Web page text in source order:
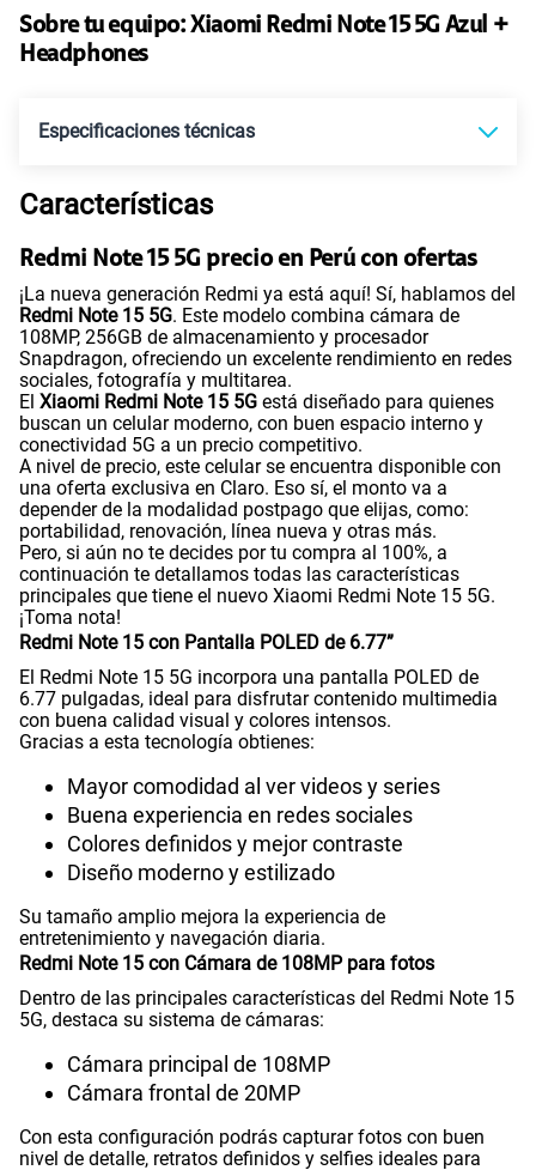
Paga solo S/49.90
Sobre tu equipo:Xiaomi Redmi Note 15 5G Azul +
Headphones
Especificaciones técnicas
Tecnología de Pantalla
Sistema operativo Android 15
Procesador Qualcomm 6 Gen 3
Tamaño de Pantalla
WiFI
Peso 178gr
Cámara de fotos Principal
Cámara de fotos Frontal
Capacidad Memoria Externa NO
Características
Redmi Note 15 5G precio en Perú con ofertas
¡La nueva generación Redmi ya está aquí! Sí, hablamos del
Redmi Note 15 5G. Este modelo combina cámara de
108MP, 256GB de almacenamiento y procesador
Snapdragon, ofreciendo un excelente rendimiento en redes
sociales, fotografía y multitarea.
El Xiaomi Redmi Note 15 5G está diseñado para quienes
buscan un celular moderno, con buen espacio interno y
conectividad 5G a un precio competitivo.
A nivel de precio, este celular se encuentra disponible con
una oferta exclusiva en Claro. Eso sí, el monto va a
depender de la modalidad postpago que elijas, como:
portabilidad, renovación, línea nueva y otras más.
Pero, si aún no te decides por tu compra al 100%, a
continuación te detallamos todas las características
principales que tiene el nuevo Xiaomi Redmi Note 15 5G.
¡Toma nota!
Redmi Note 15 con Pantalla POLED de 6.77”
El Redmi Note 15 5G incorpora una pantalla POLED de
6.77 pulgadas, ideal para disfrutar contenido multimedia
con buena calidad visual y colores intensos.
Gracias a esta tecnología obtienes:
Mayor comodidad al ver videos y series
Buena experiencia en redes sociales
Colores definidos y mejor contraste
Diseño moderno y estilizado
Su tamaño amplio mejora la experiencia de
entretenimiento y navegación diaria.
Redmi Note 15 con Cámara de 108MP para fotos
Dentro de las principales características del Redmi Note 15
5G, destaca su sistema de cámaras:
Cámara principal de 108MP
Cámara frontal de 20MP
Con esta configuración podrás capturar fotos con buen
nivel de detalle, retratos definidos y selfies ideales para